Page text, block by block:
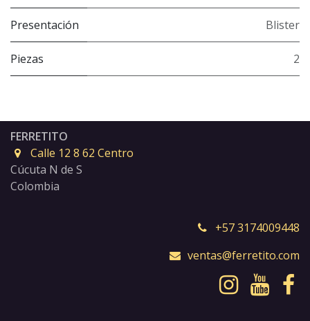
Presentación Blister
Piezas 2
FERRETITO
Calle 12 8 62 Centro
Cúcuta N de S
Colombia
+57 3174009448
ventas@ferretito.com